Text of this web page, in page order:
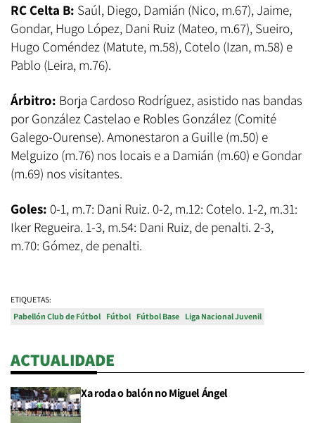
RC Celta B: Saúl, Diego, Damián (Nico, m.67), Jaime,
Gondar, Hugo López, Dani Ruiz (Mateo, m.67), Sueiro,
Hugo Coméndez (Matute, m.58), Cotelo (Izan, m.58) e
Pablo (Leira, m.76).
Árbitro: Borja Cardoso Rodríguez, asistido nas bandas
por González Castelao e Robles González (Comité
Galego-Ourense). Amonestaron a Guille (m.50) e
Melguizo (m.76) nos locais e a Damián (m.60) e Gondar
(m.69) nos visitantes.
Goles: 0-1, m.7: Dani Ruiz. 0-2, m.12: Cotelo. 1-2, m.31:
Iker Regueira. 1-3, m.54: Dani Ruiz, de penalti. 2-3,
m.70: Gómez, de penalti.
ETIQUETAS:
Pabellón Club de Fútbol Fútbol Fútbol Base Liga Nacional Juvenil
ACTUALIDADE
Xa roda o balón no Miguel Ángel